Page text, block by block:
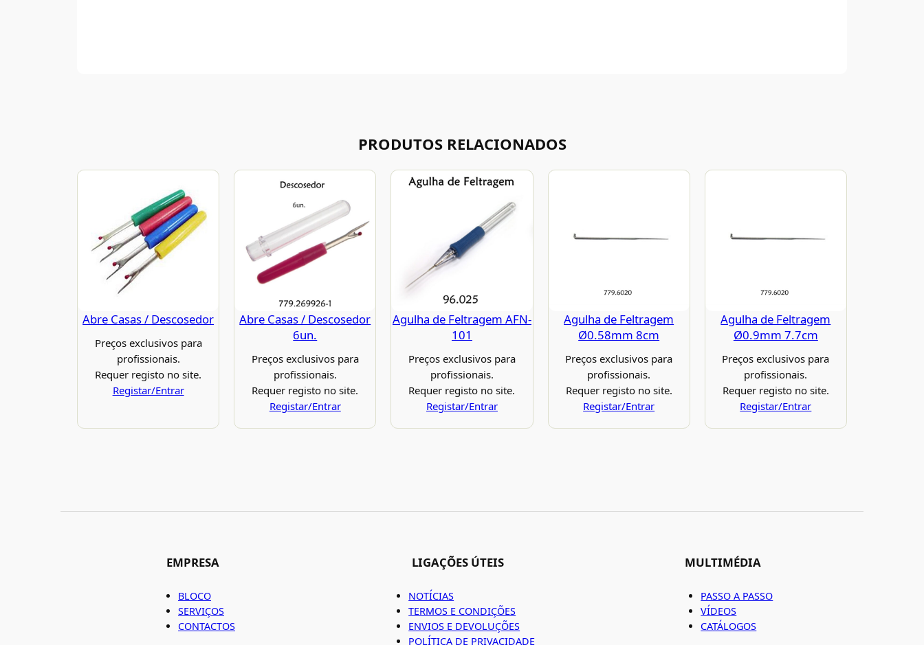
PRODUTOS RELACIONADOS
Abre Casas / Descosedor
Preços exclusivos para
profissionais.
Requer registo no site.
Registar/Entrar
Abre Casas / Descosedor
6un.
Preços exclusivos para
profissionais.
Requer registo no site.
Registar/Entrar
Agulha de Feltragem AFN-
101
Preços exclusivos para
profissionais.
Requer registo no site.
Registar/Entrar
Agulha de Feltragem
Ø0.58mm 8cm
Preços exclusivos para
profissionais.
Requer registo no site.
Registar/Entrar
Agulha de Feltragem
Ø0.9mm 7.7cm
Preços exclusivos para
profissionais.
Requer registo no site.
Registar/Entrar
EMPRESA
BLOCO
SERVIÇOS
CONTACTOS
LIGAÇÕES ÚTEIS
NOTÍCIAS
TERMOS E CONDIÇÕES
ENVIOS E DEVOLUÇÕES
POLÍTICA DE PRIVACIDADE
MULTIMÉDIA
PASSO A PASSO
VÍDEOS
CATÁLOGOS